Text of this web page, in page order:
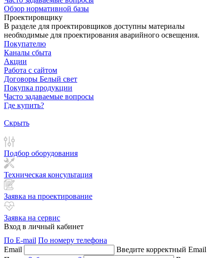
Обзор нормативной базы
Проектировщику
В разделе для проектировщиков доступны материалы
необходимые для проектирования аварийного освещения.
Покупателю
Каналы сбыта
Акции
Работа с сайтом
Договоры Белый свет
Покупка продукции
Часто задаваемые вопросы
Где купить?
Скрыть
Подбор оборудования
Техническая консультация
Заявка на проектирование
Заявка на сервис
Вход в личный кабинет
По E-mail По номеру телефона
Email
Введите корректный Email